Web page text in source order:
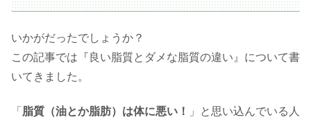
いかがだったでしょうか？
この記事では『良い脂質とダメな脂質の違い』について書
いてきました。
「 脂質（油とか脂肪）は体に悪い！
」と思い込んでいる人